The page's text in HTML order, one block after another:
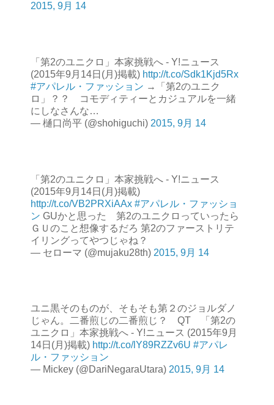
2015, 9月 14
「第2のユニクロ」本家挑戦へ - Y!ニュース
(2015年9月14日(月)掲載) http://t.co/Sdk1Kjd5Rx
#アパレル・ファッション →「第2のユニク
ロ」？？ コモディティーとカジュアルを一緒
にしなさんな…
— 樋口尚平 (@shohiguchi) 2015, 9月 14
「第2のユニクロ」本家挑戦へ - Y!ニュース
(2015年9月14日(月)掲載)
http://t.co/VB2PRXiAAx #アパレル・ファッショ
ン GUかと思った 第2のユニクロっていったら
ＧＵのこと想像するだろ 第2のファーストリテ
イリングってやつじゃね？
— セローマ (@mujaku28th) 2015, 9月 14
ユニ黒そのものが、そもそも第２のジョルダノ
じゃん。二番煎じの二番煎じ？ QT 「第2の
ユニクロ」本家挑戦へ - Y!ニュース (2015年9月
14日(月)掲載) http://t.co/lY89RZZv6U #アパレ
ル・ファッション
— Mickey (@DariNegaraUtara) 2015, 9月 14